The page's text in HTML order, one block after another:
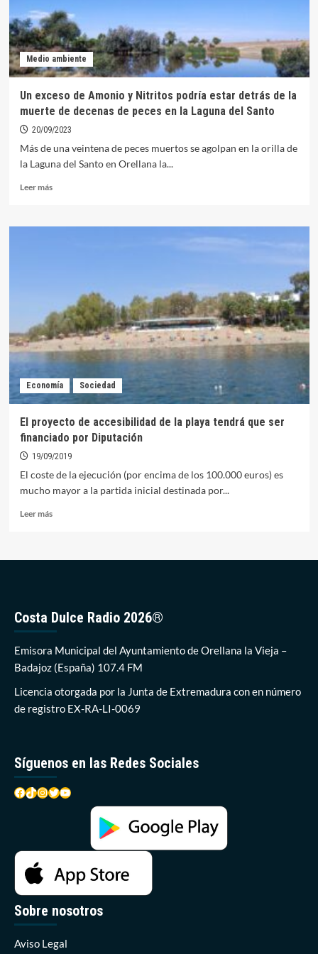
Medio ambiente
Un exceso de Amonio y Nitritos podría estar detrás de la
muerte de decenas de peces en la Laguna del Santo
20/09/2023
Más de una veintena de peces muertos se agolpan en la orilla de
la Laguna del Santo en Orellana la...
Leer másLeer
Un
Nitritos
podría
estar
detrás
de
la
de
decenas
peces
en
la
del
Santo
Economía Sociedad
El proyecto de accesibilidad de la playa tendrá que ser
financiado por Diputación
19/09/2019
El coste de la ejecución (por encima de los 100.000 euros) es
mucho mayor a la partida inicial destinada por...
Leer másLeer
la
playa
tendrá
ser
financiado
Diputación
Costa Dulce Radio 2026®
Emisora Municipal del Ayuntamiento de Orellana la Vieja –
Badajoz (España) 107.4 FM
Licencia otorgada por la Junta de Extremadura con en número
de registro EX-RA-LI-0069
Síguenos en las Redes Sociales
Facebook
TikTok
Instagram
Twitter
YouTube
Sobre nosotros
Aviso Legal